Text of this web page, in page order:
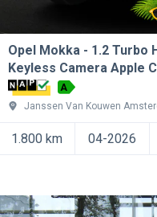
Opel Mokka
1.2 Turbo
Keyless Camera Apple
A
Janssen Van Kouwen
1.800 km 04-2026